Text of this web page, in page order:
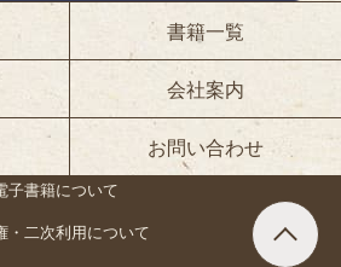
書籍一覧
会社案内
お問い合わせ
子書籍について
・二次利用について